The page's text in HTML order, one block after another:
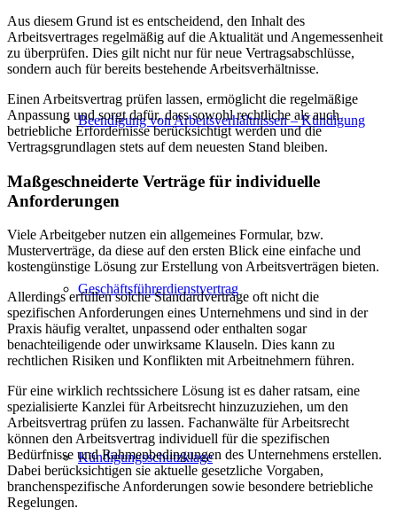
Beendigung von Arbeitsverhältnissen – Kündigung
Geschäftsführerdienstvertrag
Kündigungsschutzklage
Aus diesem Grund ist es entscheidend, den Inhalt des
Arbeitsvertrages regelmäßig auf die Aktualität und Angemessenheit
zu überprüfen. Dies gilt nicht nur für neue Vertragsabschlüsse,
sondern auch für bereits bestehende Arbeitsverhältnisse.
Einen Arbeitsvertrag prüfen lassen, ermöglicht die regelmäßige
Anpassung und sorgt dafür, dass sowohl rechtliche als auch
betriebliche Erfordernisse berücksichtigt werden und die
Vertragsgrundlagen stets auf dem neuesten Stand bleiben.
Maßgeschneiderte Verträge für individuelle
Anforderungen
Viele Arbeitgeber nutzen ein allgemeines Formular, bzw.
Musterverträge, da diese auf den ersten Blick eine einfache und
kostengünstige Lösung zur Erstellung von Arbeitsverträgen bieten.
Allerdings erfüllen solche Standardverträge oft nicht die
spezifischen Anforderungen eines Unternehmens und sind in der
Praxis häufig veraltet, unpassend oder enthalten sogar
benachteiligende oder unwirksame Klauseln. Dies kann zu
rechtlichen Risiken und Konflikten mit Arbeitnehmern führen.
Für eine wirklich rechtssichere Lösung ist es daher ratsam, eine
spezialisierte Kanzlei für Arbeitsrecht hinzuzuziehen, um den
Arbeitsvertrag prüfen zu lassen. Fachanwälte für Arbeitsrecht
können den Arbeitsvertrag individuell für die spezifischen
Bedürfnisse und Rahmenbedingungen des Unternehmens erstellen.
Dabei berücksichtigen sie aktuelle gesetzliche Vorgaben,
branchenspezifische Anforderungen sowie besondere betriebliche
Regelungen.